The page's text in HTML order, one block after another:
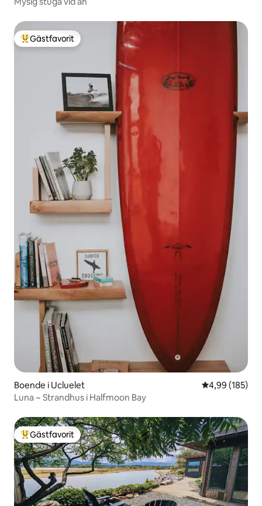
Populär gästfavorit
Gästfavorit
Boende i Ucluelet 4,99 av 5 i
4,99 (185)
Luna ~ Strandhus i Halfmoon Bay
Populär gästfavorit
Gästfavorit